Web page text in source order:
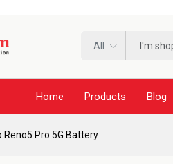
All
Home Products Blog
Reno5 Pro 5G Battery